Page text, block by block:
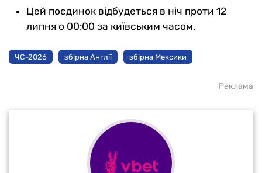
Цей поєдинок відбудеться в ніч проти 12
липня о 00:00 за київським часом.
ЧС-2026 збірна Англії збірна Мексики
Реклама